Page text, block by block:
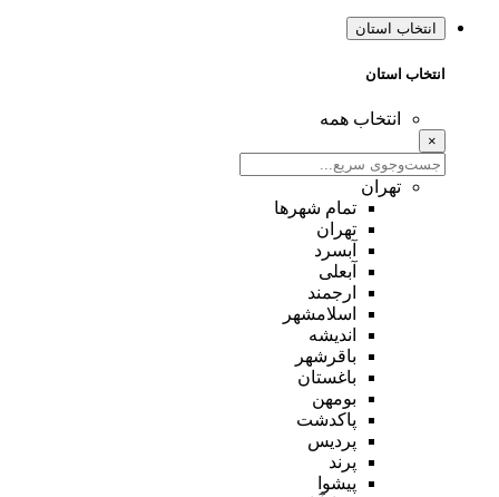
انتخاب استان
انتخاب استان
انتخاب همه
×
تهران
تمام شهر‌ها
تهران
آبسرد
آبعلی
ارجمند
اسلامشهر
اندیشه
باقرشهر
باغستان
بومهن
پاکدشت
پردیس
پرند
پیشوا